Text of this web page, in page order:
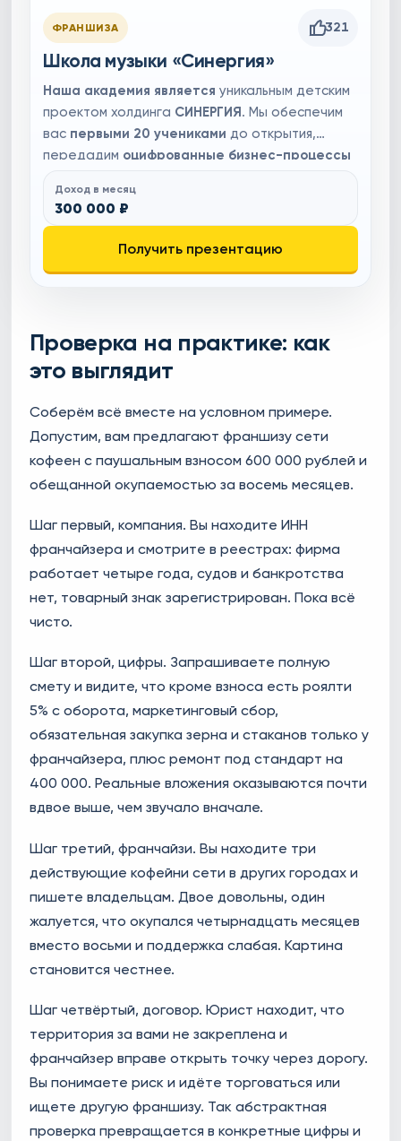
ФРАНШИЗА 321
Школа музыки «Синергия»
Наша академия является уникальным детским
проектом холдинга СИНЕРГИЯ. Мы обеспечим
вас первыми 20 учениками до открытия,
передадим оцифрованные бизнес-процессы
новичкам в бизнесе. Мы гарантируем вам
. А благодаря команде маркетологов и
Доход в месяц
300 000 ₽
Получить презентацию
Проверка на практике: как
это выглядит
Соберём всё вместе на условном примере.
Допустим, вам предлагают франшизу сети
кофеен с паушальным взносом 600 000 рублей и
обещанной окупаемостью за восемь месяцев.
Шаг первый, компания. Вы находите ИНН
франчайзера и смотрите в реестрах: фирма
работает четыре года, судов и банкротства
нет, товарный знак зарегистрирован. Пока всё
чисто.
Шаг второй, цифры. Запрашиваете полную
смету и видите, что кроме взноса есть роялти
5% с оборота, маркетинговый сбор,
обязательная закупка зерна и стаканов только у
франчайзера, плюс ремонт под стандарт на
400 000. Реальные вложения оказываются почти
вдвое выше, чем звучало вначале.
Шаг третий, франчайзи. Вы находите три
действующие кофейни сети в других городах и
пишете владельцам. Двое довольны, один
жалуется, что окупался четырнадцать месяцев
вместо восьми и поддержка слабая. Картина
становится честнее.
Шаг четвёртый, договор. Юрист находит, что
территория за вами не закреплена и
франчайзер вправе открыть точку через дорогу.
Вы понимаете риск и идёте торговаться или
ищете другую франшизу. Так абстрактная
проверка превращается в конкретные цифры и